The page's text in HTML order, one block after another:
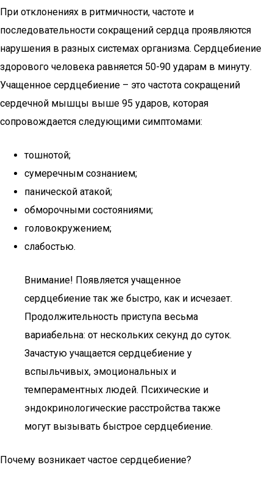
При отклонениях в ритмичности, частоте и
последовательности сокращений сердца проявляются
нарушения в разных системах организма. Сердцебиение
здорового человека равняется 50-90 ударам в минуту.
Учащенное сердцебиение – это частота сокращений
сердечной мышцы выше 95 ударов, которая
сопровождается следующими симптомами:
тошнотой;
сумеречным сознанием;
панической атакой;
обморочными состояниями;
головокружением;
слабостью.
Внимание! Появляется учащенное
сердцебиение так же быстро, как и исчезает.
Продолжительность приступа весьма
вариабельна: от нескольких секунд до суток.
Зачастую учащается сердцебиение у
вспыльчивых, эмоциональных и
темпераментных людей. Психические и
эндокринологические расстройства также
могут вызывать быстрое сердцебиение.
Почему возникает частое сердцебиение?